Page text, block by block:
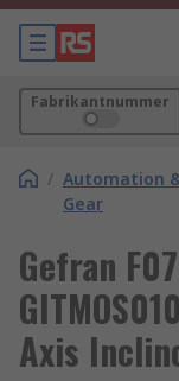
Fabrikantnummer
/ Automation
Gear
Gefran
Axis